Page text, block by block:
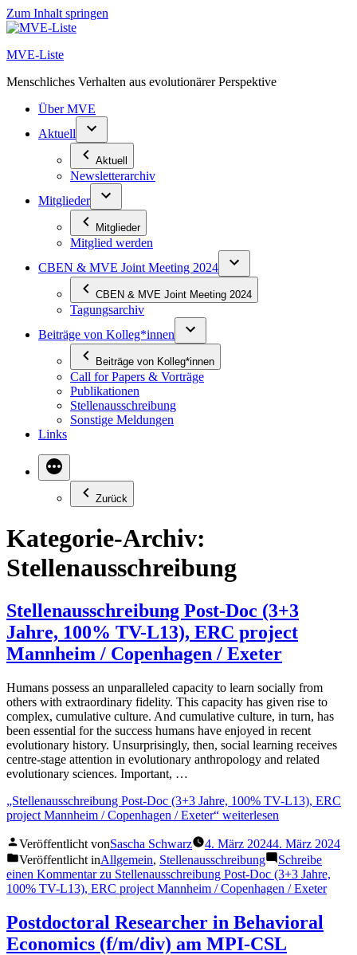
Zum Inhalt springen
MVE-Liste
Menschliches Verhalten aus evolutionärer Perspektive
Über MVE
Aktuell
Aktuell
Newsletterarchiv
Mitglieder
Mitglieder
Mitglied werden
CBEN & MVE Joint Meeting 2024
CBEN & MVE Joint Meeting 2024
Tagungsarchiv
Beiträge von Kolleg*innen
Beiträge von Kolleg*innen
Call for Papers & Vorträge
Publikationen
Stellenausschreibung
Sonstige Meldungen
Links
Zurück
Kategorie-Archiv:
Stellenausschreibung
Stellenausschreibung Post-Doc (3+3
Jahre, 100% TV-L13), ERC project
Mannheim / Copenhagen / Exeter
Humans possess an unparalleled capacity to learn socially from
others with extraordinary fidelity. This capacity has given rise to
complex, cumulative culture. And cumulative culture, in turn, has
been essential for the success humans have enjoyed in recent
evolutionary history. Unsurprisingly, then, social learning receives
centre-stage attention in evolutionary anthropology and related
evolutionary sciences. Important, …
„Stellenausschreibung Post-Doc (3+3 Jahre, 100% TV-L13), ERC
project Mannheim / Copenhagen / Exeter“ weiterlesen
Veröffentlicht vonSascha Schwarz 4. März 20244. März 2024
Veröffentlicht inAllgemein, Stellenausschreibung
Schreibe
einen Kommentarzu Stellenausschreibung Post-Doc (3+3 Jahre,
100% TV-L13), ERC project Mannheim / Copenhagen / Exeter
Postdoctoral Researcher in Behavioral
Economics (f/m/div) am MPI-CSL